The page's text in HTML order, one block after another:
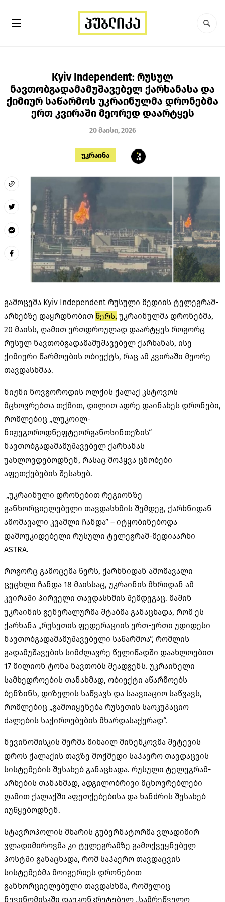
Kyiv Independent: რუსულ
ნავთობგადამამუშავებელ ქარხანასა და
ქიმიურ საწარმოს უკრაინულმა დრონებმა
ერთ კვირაში მეორედ დაარტყეს
20 მაისი, 2026
უკრაინა
გამოცემა Kyiv Independent რუსული მედიის ტელეგრამ-
არხებზე დაყრდნობით წერს, უკრაინულმა დრონებმა,
20 მაისს, ღამით ერთდროულად დაარტყეს როგორც
რუსულ ნავთობგადამამუშავებელ ქარხანას, ისე
ქიმიური წარმოების ობიექტს, რაც ამ კვირაში მეორე
თავდასხმაა.
ნიჟნი ნოვგოროდის ოლქის ქალაქ კსტოვოს
მცხოვრებთა თქმით, დილით ადრე დაინახეს დრონები,
რომლებიც „ლუკოილ-
ნიჟეგოროდნეფტეორგანოსინთეზის“
ნავთობგადამამუშავებელ ქარხანას
უახლოვდებოდნენ, რასაც მოჰყვა ცნობები
აფეთქებების შესახებ.
„უკრაინული დრონებით რეგიონზე
განხორციელებული თავდასხმის შემდეგ, ქარხნიდან
ამომავალი კვამლი ჩანდა” – იტყობინებოდა
დამოუკიდებელი რუსული ტელეგრამ-მედიაარხი
ASTRA.
როგორც გამოცემა წერს, ქარხნიდან ამომავალი
ცეცხლი ჩანდა 18 მაისსაც, უკრაინის მხრიდან ამ
კვირაში პირველი თავდასხმის შემდეგაც. მაშინ
უკრაინის გენერალურმა შტაბმა განაცხადა, რომ ეს
ქარხანა „რუსეთის ფედერაციის ერთ-ერთი უდიდესი
ნავთობგადამამუშავებელი საწარმოა“, რომლის
გადამუშავების სიმძლავრე წელიწადში დაახლოებით
17 მილიონ ტონა ნავთობს შეადგენს. უკრაინელი
სამხედროების თანახმად, ობიექტი აწარმოებს
ბენზინს, დიზელის საწვავს და საავიაციო საწვავს,
რომლებიც „გამოიყენება რუსეთის საოკუპაციო
ძალების საჭიროებების მხარდასაჭერად“.
ნევინომისკის მერმა მიხაილ მინენკოვმა შეტევის
დროს ქალაქის თავზე მოქმედი საჰაერო თავდაცვის
სისტემების შესახებ განაცხადა. რუსული ტელეგრამ-
არხების თანახმად, ადგილობრივი მცხოვრებლები
ღამით ქალაქში აფეთქებებისა და ხანძრის შესახებ
იუწყებოდნენ.
სტავროპოლის მხარის გუბერნატორმა ვლადიმირ
ვლადიმიროვმა კი ტელეგრამზე გამოქვეყნებულ
პოსტში განაცხადა, რომ საჰაერო თავდაცვის
სისტემებმა მოიგერიეს დრონებით
განხორციელებული თავდასხმა, რომელიც
ნევინომისკში დაუკონკრეტებელ „სამრეწველო